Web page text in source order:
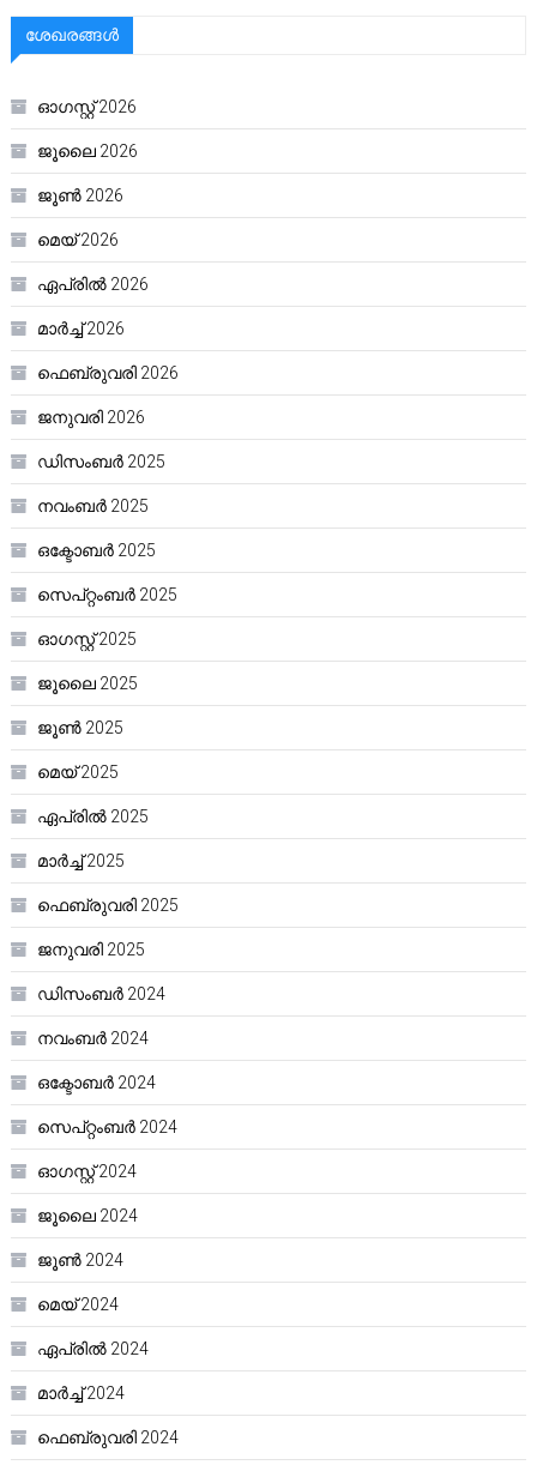
ശേഖരങ്ങൾ
ഓഗസ്റ്റ്‌ 2026
ജൂലൈ 2026
ജൂൺ 2026
മെയ്‌ 2026
ഏപ്രിൽ 2026
മാർച്ച്‌ 2026
ഫെബ്രുവരി 2026
ജനുവരി 2026
ഡിസംബർ 2025
നവംബർ 2025
ഒക്ടോബർ 2025
സെപ്റ്റംബർ 2025
ഓഗസ്റ്റ്‌ 2025
ജൂലൈ 2025
ജൂൺ 2025
മെയ്‌ 2025
ഏപ്രിൽ 2025
മാർച്ച്‌ 2025
ഫെബ്രുവരി 2025
ജനുവരി 2025
ഡിസംബർ 2024
നവംബർ 2024
ഒക്ടോബർ 2024
സെപ്റ്റംബർ 2024
ഓഗസ്റ്റ്‌ 2024
ജൂലൈ 2024
ജൂൺ 2024
മെയ്‌ 2024
ഏപ്രിൽ 2024
മാർച്ച്‌ 2024
ഫെബ്രുവരി 2024